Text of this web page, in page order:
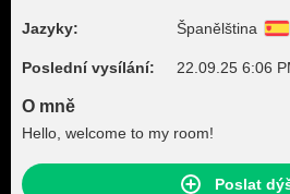
Jazyky: Španělština
Poslední vysílání: 22.09.25 6:06
O mně
Hello, welcome to my room!
Poslat